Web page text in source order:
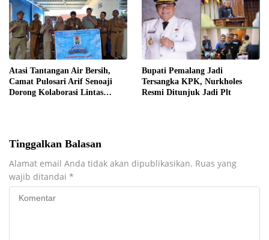
​Atasi Tantangan Air Bersih,
Camat Pulosari Arif Senoaji
Dorong Kolaborasi Lintas
​Bupati Pemalang Jadi
Tersangka KPK, Nurkholes
Resmi Ditunjuk Jadi Plt
Tinggalkan Balasan
Alamat email Anda tidak akan dipublikasikan. Ruas yang
wajib ditandai *